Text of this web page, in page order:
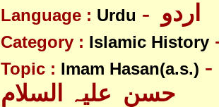
Language : Urdu
Category : Islamic History
Topic : Imam Hasan(a.s.) - امام
حسن علیہ السلام